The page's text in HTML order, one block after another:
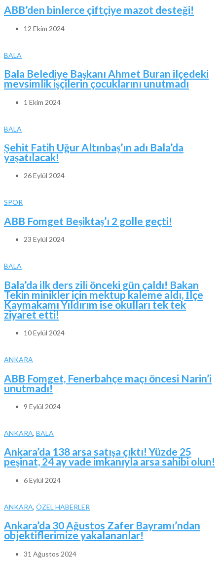
ABB’den binlerce çiftçiye mazot desteği!
12 Ekim 2024
BALA
Bala Belediye Başkanı Ahmet Buran ilçedeki
mevsimlik işçilerin çocuklarını unutmadı
1 Ekim 2024
BALA
Şehit Fatih Uğur Altınbaş’ın adı Bala’da
yaşatılacak!
26 Eylül 2024
SPOR
ABB Fomget Beşiktaş’ı 2 golle geçti!
23 Eylül 2024
BALA
Bala’da ilk ders zili önceki gün çaldı! Bakan
Tekin minikler için mektup kaleme aldı, İlçe
Kaymakamı Yıldırım ise okulları tek tek
ziyaret etti!
10 Eylül 2024
ANKARA
ABB Fomget, Fenerbahçe maçı öncesi Narin’i
unutmadı!
9 Eylül 2024
ANKARA, BALA
Ankara’da 138 arsa satışa çıktı! Yüzde 25
peşinat, 24 ay vade imkanıyla arsa sahibi olun!
6 Eylül 2024
ANKARA, ÖZEL HABERLER
Ankara’da 30 Ağustos Zafer Bayramı’ndan
objektiflerimize yakalananlar!
31 Ağustos 2024